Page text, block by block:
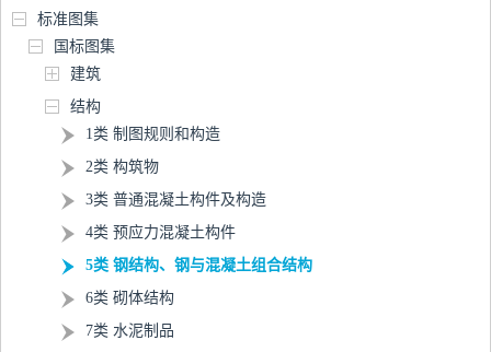
标准图集
国标图集
建筑
结构
1类 制图规则和构造
2类 构筑物
3类 普通混凝土构件及构造
4类 预应力混凝土构件
5类 钢结构、钢与混凝土组合结构
6类 砌体结构
7类 水泥制品